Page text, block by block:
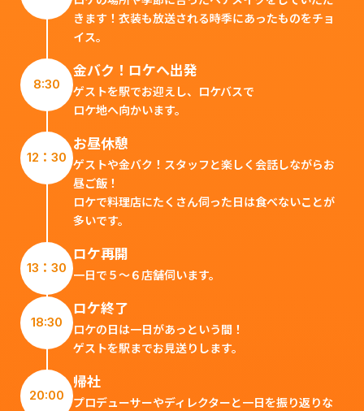
きます！衣装も放送される時季にあったものをチョ
イス。
8:30
金バク！ロケへ出発
ゲストを駅でお迎えし、ロケバスで
ロケ地へ向かいます。
12：30
お昼休憩
ゲストや金バク！スタッフと楽しく会話しながらお
昼ご飯！
ロケで料理店にたくさん伺った日は食べないことが
多いです。
13：30
ロケ再開
一日で５～６店舗伺います。
18:30
ロケ終了
ロケの日は一日があっという間！
ゲストを駅までお見送りします。
20:00
帰社
プロデューサーやディレクターと一日を振り返りな